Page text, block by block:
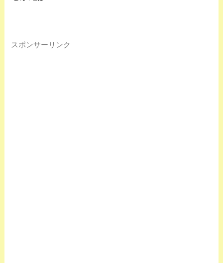
スポンサーリンク